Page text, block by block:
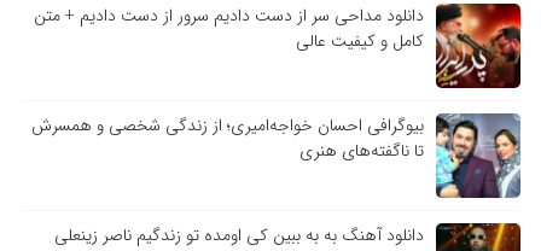
دانلود مداحی سر از دست دادیم سرور از دست دادیم + متن
کامل و کیفیت عالی
بیوگرافی احسان خواجه‌امیری؛ از زندگی شخصی و همسرش
تا ناگفته‌های هنری
دانلود آهنگ به به ببین کی اومده تو زندگیم ناصر زینعلی